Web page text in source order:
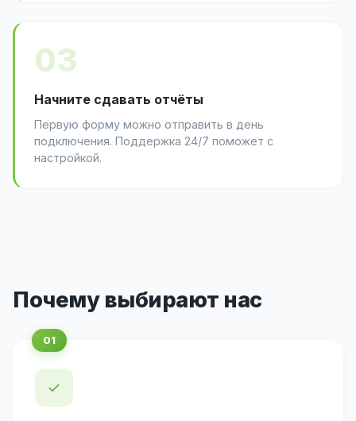
03
Начните сдавать отчёты
Первую форму можно отправить в день
подключения. Поддержка 24/7 поможет с
настройкой.
Почему выбирают нас
✓